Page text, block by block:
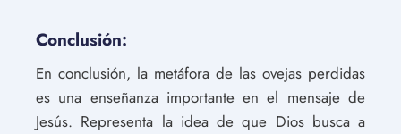
Conclusión:
En conclusión, la metáfora de las ovejas perdidas
es una enseñanza importante en el mensaje de
Jesús. Representa la idea de que Dios busca a